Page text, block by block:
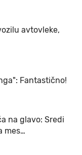
avtovleke,
Fantastično!
na glavo: Sredi
mes…